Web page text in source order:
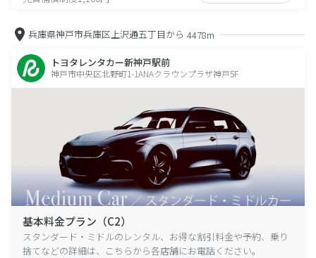
兵庫県神戸市兵庫区上沢通五丁目から 4478m
トヨタレンタカー新神戸駅前
神戸市中央区北野町1-1ANAクラウンプラザ神戸5F
基本料金プラン（C2）
スタンダード・ミドルのレンタル、お得な割引料金や予約、乗り
捨てなどの詳細は、こちらから各店舗にお電話ください。